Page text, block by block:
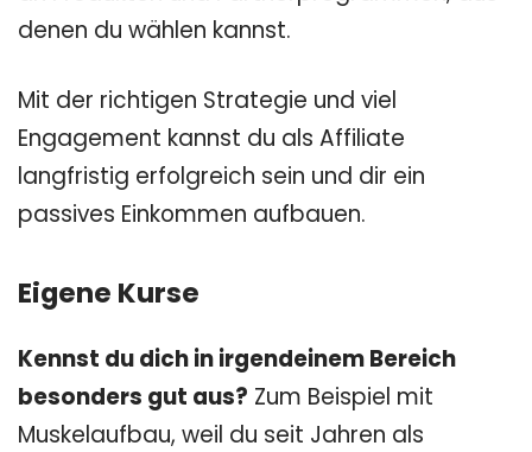
denen du wählen kannst.
Mit der richtigen Strategie und viel
Engagement kannst du als Affiliate
langfristig erfolgreich sein und dir ein
passives Einkommen aufbauen.
Eigene Kurse
Kennst du dich in irgendeinem Bereich
besonders gut aus? Zum Beispiel mit
Muskelaufbau, weil du seit Jahren als